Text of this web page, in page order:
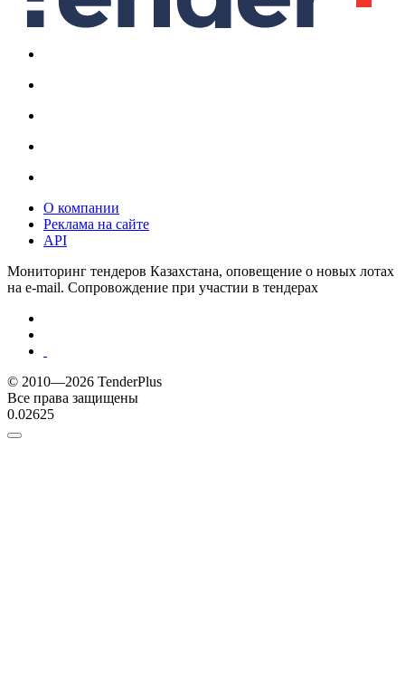
О компании
Реклама на сайте
API
Мониторинг тендеров Казахстана, оповещение о новых лотах
на e-mail. Сопровождение при участии в тендерах
© 2010—2026 TenderPlus
Все права защищены
0.02625